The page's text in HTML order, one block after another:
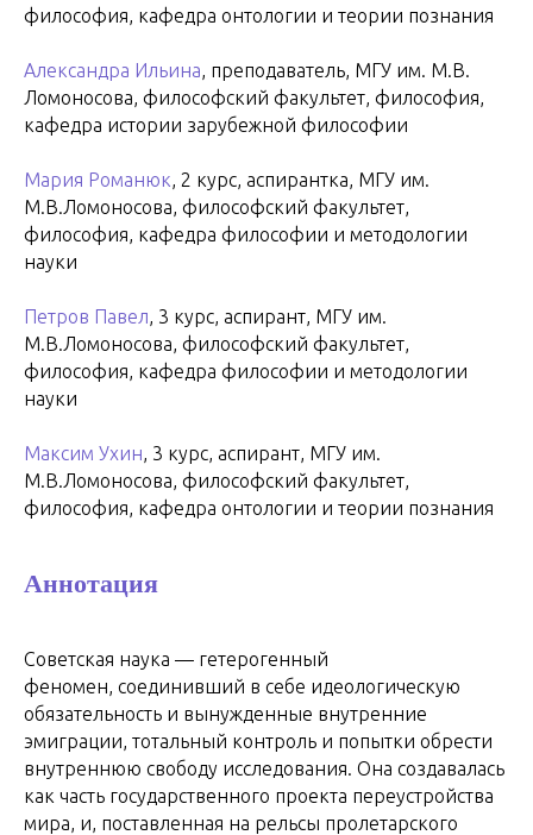
философия, кафедра онтологии и теории познания
Александра Ильина, преподаватель, МГУ им. М.В.
Ломоносова, философский факультет, философия,
кафедра истории зарубежной философии
Мария Романюк, 2 курс, аспирантка, МГУ им.
М.В.Ломоносова, философский факультет,
философия, кафедра философии и методологии
науки
Петров Павел, 3 курс, аспирант, МГУ им.
М.В.Ломоносова, философский факультет,
философия, кафедра философии и методологии
науки
Максим Ухин, 3 курс, аспирант, МГУ им.
М.В.Ломоносова, философский факультет,
философия, кафедра онтологии и теории познания
Аннотация
Советская наука — гетерогенный
феномен, соединивший в себе идеологическую
обязательность и вынужденные внутренние
эмиграции, тотальный контроль и попытки обрести
внутреннюю свободу исследования. Она создавалась
как часть государственного проекта переустройства
мира, и, поставленная на рельсы пролетарского